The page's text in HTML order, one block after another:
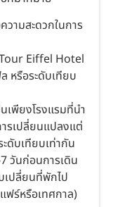
วามสะดวกในการ
Eiffel Hotel
หรือระดับเทียบ
เพียงโรงแรมที่นำ
รเปลี่ยนแปลงแต่
ะดับเทียบเท่ากัน
วันก่อนการเดิน
เปลี่ยนที่พักไป
ฟร์หรือเทศกาล)